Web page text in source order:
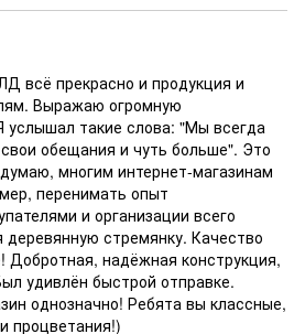
всё прекрасно и продукция и
Выражаю огромную
услышал такие слова: "Мы всегда
обещания и чуть больше". Это
многим интернет-магазинам
перенимать опыт
и организации всего
деревянную стремянку. Качество
Добротная, надёжная конструкция,
удивлён быстрой отправке.
однозначно! Ребята вы классные,
процветания!)